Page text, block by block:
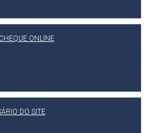
ONLINE
DO SITE